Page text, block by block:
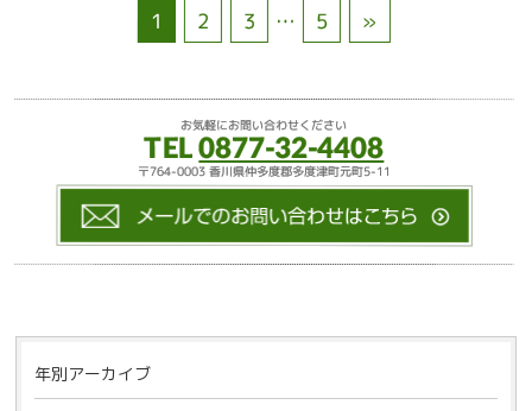
1 2 3 … 5 »
お気軽にお問い合わせください
TEL0877-32-4408
〒764-0003 香川県仲多度郡多度津町元町5-11
年別アーカイブ